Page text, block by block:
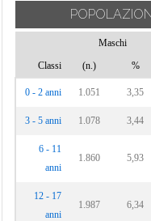
Maschi
Classi
(n.) %
0 - 2 anni 1.051 3,35
3 - 5 anni 1.078 3,44
6 - 11
anni
1.860 5,93
12 - 17
anni
1.987 6,34